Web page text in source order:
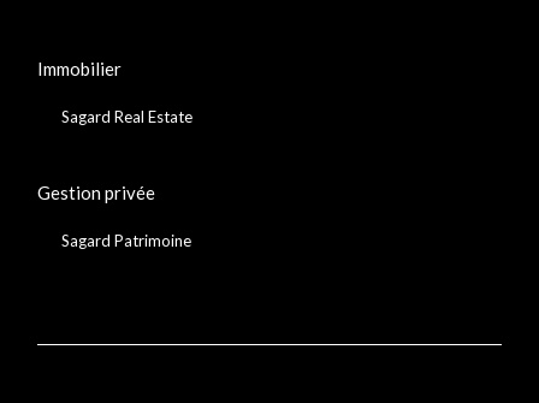
Immobilier
Sagard Real Estate
Gestion privée
Sagard Patrimoine